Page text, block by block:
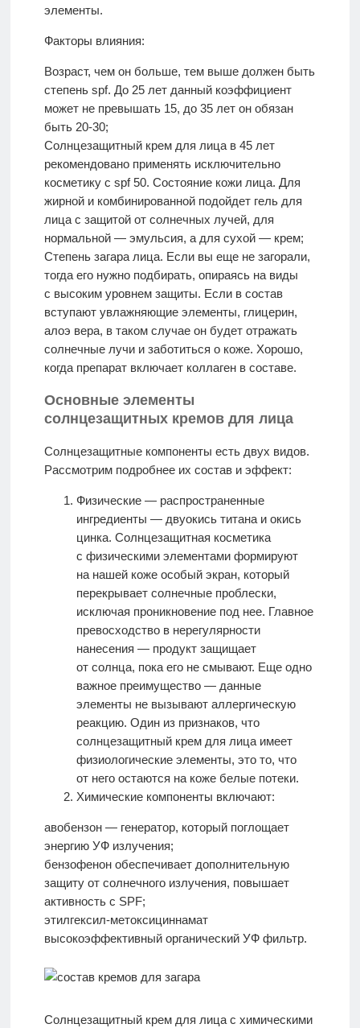
элементы.
Факторы влияния:
Возраст, чем он больше, тем выше должен быть
степень spf. До 25 лет данный коэффициент
может не превышать 15, до 35 лет он обязан
быть 20-30;
Солнцезащитный крем для лица в 45 лет
рекомендовано применять исключительно
косметику с spf 50. Состояние кожи лица. Для
жирной и комбинированной подойдет гель для
лица с защитой от солнечных лучей, для
нормальной — эмульсия, а для сухой — крем;
Степень загара лица. Если вы еще не загорали,
тогда его нужно подбирать, опираясь на виды
с высоким уровнем защиты. Если в состав
вступают увлажняющие элементы, глицерин,
алоэ вера, в таком случае он будет отражать
солнечные лучи и заботиться о коже. Хорошо,
когда препарат включает коллаген в составе.
Основные элементы
солнцезащитных кремов для лица
Солнцезащитные компоненты есть двух видов.
Рассмотрим подробнее их состав и эффект:
Физические — распространенные
ингредиенты — двуокись титана и окись
цинка. Солнцезащитная косметика
с физическими элементами формируют
на нашей коже особый экран, который
перекрывает солнечные проблески,
исключая проникновение под нее. Главное
превосходство в нерегулярности
нанесения — продукт защищает
от солнца, пока его не смывают. Еще одно
важное преимущество — данные
элементы не вызывают аллергическую
реакцию. Один из признаков, что
солнцезащитный крем для лица имеет
физиологические элементы, это то, что
от него остаются на коже белые потеки.
Химические компоненты включают:
авобензон — генератор, который поглощает
энергию УФ излучения;
бензофенон обеспечивает дополнительную
защиту от солнечного излучения, повышает
активность с SPF;
этилгексил-метоксициннамат
высокоэффективный органический УФ фильтр.
Солнцезащитный крем для лица с химическими